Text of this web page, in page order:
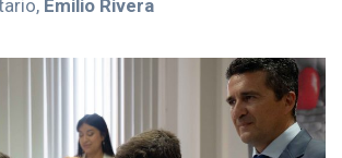
Emilio Rivera